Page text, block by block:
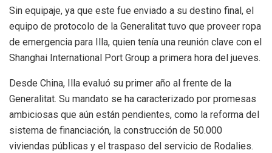
Sin equipaje, ya que este fue enviado a su destino final, el
equipo de protocolo de la Generalitat tuvo que proveer ropa
de emergencia para Illa, quien tenía una reunión clave con el
Shanghai International Port Group a primera hora del jueves.
Desde China, Illa evaluó su primer año al frente de la
Generalitat. Su mandato se ha caracterizado por promesas
ambiciosas que aún están pendientes, como la reforma del
sistema de financiación, la construcción de 50.000
viviendas públicas y el traspaso del servicio de Rodalies.